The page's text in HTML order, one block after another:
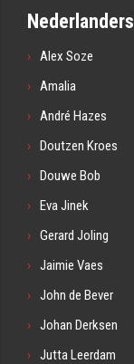
Nederlanders
Alex Soze
Amalia
André Hazes
Doutzen Kroes
Douwe Bob
Eva Jinek
Gerard Joling
Jaimie Vaes
John de Bever
Johan Derksen
Jutta Leerdam